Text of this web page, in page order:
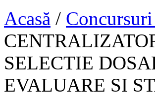
Acasă /
SELECTIE
EVALUARE SI